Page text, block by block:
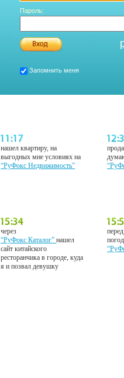
Пароль:
Запомнить меня
нашел квартиру, на
выгодных мне условиях на
“РуФокс Недвижимость”
через
“РуФокс Каталог”нашел
сайт китайского
ресторанчика в городе, куда
я и позвал девушку